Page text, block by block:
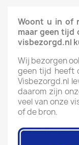
Woont u in of
maar geen tijd
visbezorgd.nl
Wij bezorgen
geen tijd heeft
Visbezorgd.nl
daarom zijn
veel van onze
of de bron.